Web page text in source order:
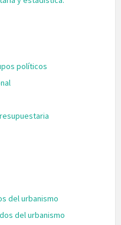
políticos
del urbanismo
del urbanismo